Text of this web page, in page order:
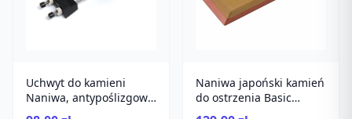
Uchwyt do kamieni
Naniwa, antypoślizgowy,
uniwersalny, do
Naniwa japoński kamień
do ostrzenia Basic
Combination Stone